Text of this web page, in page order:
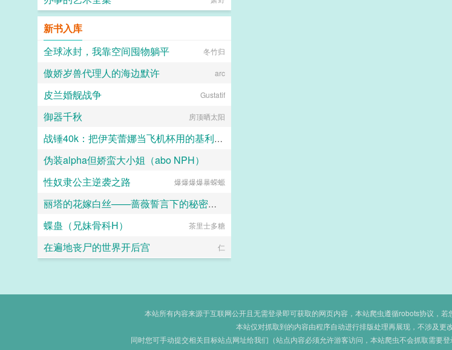
新书入库
全球冰封，我靠空间囤物躺平
冬竹归
傲娇岁兽代理人的海边默许 arc
皮兰婚舰战争 Gustatif
御器千秋 房顶晒太阳
战锤40k：把伊芙蕾娜当飞机杯用的基利曼才不要成为大不净者的飞机杯
玛尔加尼斯
伪装alpha但娇蛮大小姐（abo NPH）
x最喜欢码字
性奴隶公主逆袭之路 爆爆爆爆暴蝾螈
丽塔的花嫁白丝——蔷薇誓言下的秘密纵情
ZENOVA
蝶蛊（兄妹骨科H） 茶里士多糖
在遍地丧尸的世界开后宫 仁
本站所有内容来源于互联网公开且无需登录即可获取的网页内容，本站爬虫遵循robots协议，
本站仅对抓取到的内容由程序自动进行排版处理再展现，不涉及更
同时您可手动提交相关目标站点网址给我们（站点内容必须允许游客访问，本站爬虫不会抓取需要